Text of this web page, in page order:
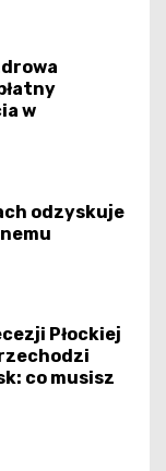
w
odzyskuje
Płockiej
co musisz